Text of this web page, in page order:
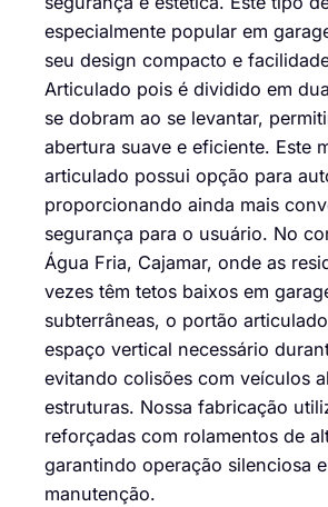
especialmente popular em
seu design compacto e
Articulado pois é dividido em
se dobram ao se levantar,
abertura suave e eficiente. Este
articulado possui opção para
proporcionando ainda mais
segurança para o usuário. No
Água Fria, Cajamar, onde as
vezes têm tetos baixos em
subterrâneas, o portão
espaço vertical necessário
evitando colisões com veículos
estruturas. Nossa fabricação
reforçadas com rolamentos de
garantindo operação silenciosa
manutenção.